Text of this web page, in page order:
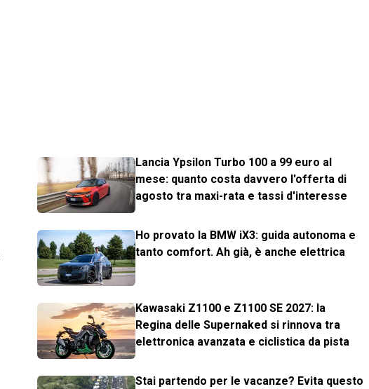
Lancia Ypsilon Turbo 100 a 99 euro al
mese: quanto costa davvero l'offerta di
agosto tra maxi-rata e tassi d'interesse
Ho provato la BMW iX3: guida autonoma e
tanto comfort. Ah già, è anche elettrica
Kawasaki Z1100 e Z1100 SE 2027: la
Regina delle Supernaked si rinnova tra
elettronica avanzata e ciclistica da pista
Stai partendo per le vacanze? Evita questo